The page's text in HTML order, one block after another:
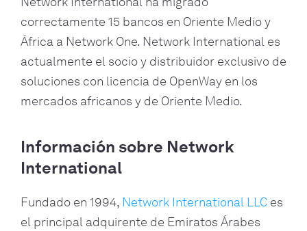
correctamente 15 bancos en Oriente Medio y
África a Network One. Network International es
actualmente el socio y distribuidor exclusivo de
soluciones con licencia de OpenWay en los
mercados africanos y de Oriente Medio.
Información sobre Network
International
Fundado en 1994, Network International LLC es
el principal adquirente de Emiratos Árabes